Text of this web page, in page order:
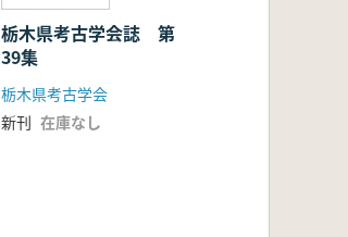
栃木県考古学会誌 第
39集
栃木県考古学会
新刊 在庫なし